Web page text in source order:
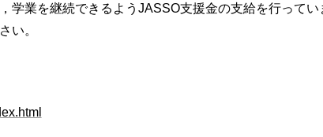
学業を継続できるようJASSO支援金の支給を行ってい
い。